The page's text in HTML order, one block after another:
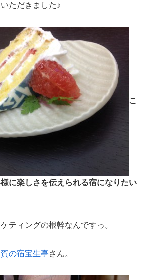
ただきました♪
こ
に楽しさを伝えられる宿になりたい
ティングの根幹なんですっ。
の宿宝生亭さん。